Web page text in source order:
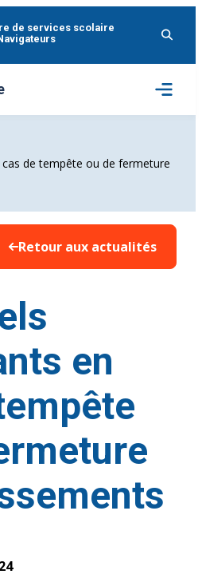
de services scolaire
Ouvrir
le
menu
de tempête ou de fermeture
Retour aux actualités
en